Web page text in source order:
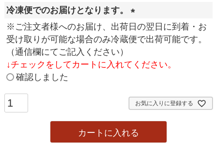
冷凍便でのお届けとなります。
(
必
)
※ご注文者様へのお届け、出荷日の翌日に到着・お
受け取りが可能な場合のみ冷蔵便で出荷可能です。
（通信欄にてご記入ください）
↓チェックをしてカートに入れてください。
確認しました
お気に入りに登録する
カートに入れる